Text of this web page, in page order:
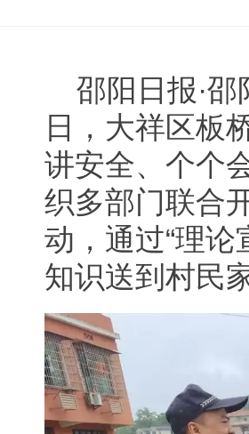
邵阳日报·
日，大祥区板
讲安全、个个
织多部门联合
动，通过“理
知识送到村民